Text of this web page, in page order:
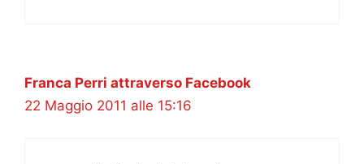
Franca Perri attraverso Facebook
22 Maggio 2011 alle 15:16